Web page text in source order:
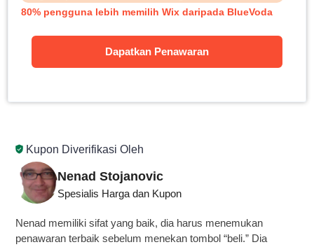
Kupon Diverifikasi Oleh
Nenad Stojanovic
Spesialis Harga dan Kupon
Nenad memiliki sifat yang baik, dia harus menemukan
penawaran terbaik sebelum menekan tombol “beli.” Dia
80% pengguna lebih memilih Wix daripada BlueVoda
Dapatkan Penawaran